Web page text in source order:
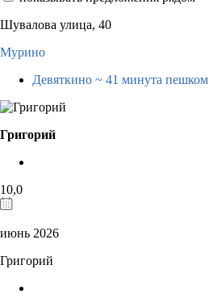
Шувалова улица, 40
Мурино
Девяткино ~ 41 минута пешком
Григорий
10,0
июнь 2026
Григорий